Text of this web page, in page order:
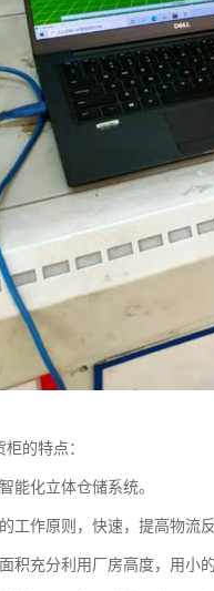
的特点：
能化立体仓储系统。
工作原则，快速，提高物流
积充分利用厂房高度，用小